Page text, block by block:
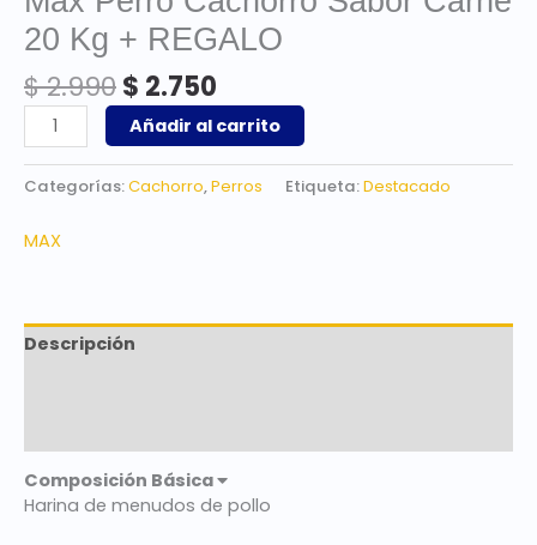
20 Kg + REGALO
$2.990$ 2.750
Añadir al carrito
Categorías:Cachorro,Perros Etiqueta:Destacado
MAX
Descripción
Composición Básica
Harina de menudos de pollo